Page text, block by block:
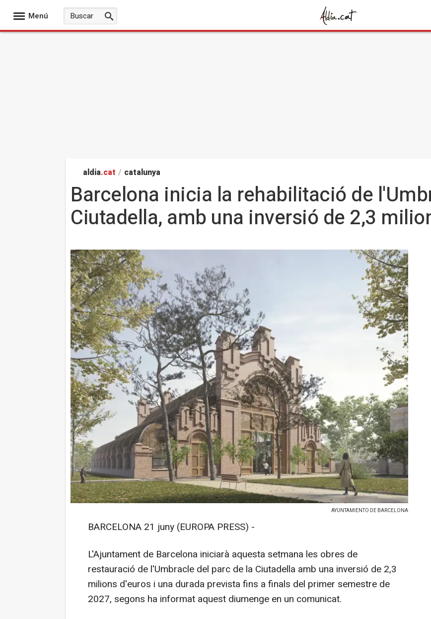
Menú
aldia.cat / catalunya
Barcelona inicia la rehabilitació de
Ciutadella, amb una inversió de 2,3
AYUNTAMIENTO DE BARCELONA
BARCELONA 21 juny (EUROPA PRESS) -
L'Ajuntament de Barcelona iniciarà aquesta setmana les obres de
restauració de l'Umbracle del parc de la Ciutadella amb una inversió de 2,3
milions d'euros i una durada prevista fins a finals del primer semestre de
2027, segons ha informat aquest diumenge en un comunicat.